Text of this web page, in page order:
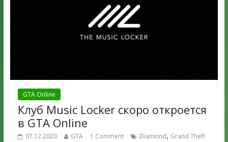
GTA Online
Клуб Music Locker скоро откроется
в GTA Online
07.12.2020 GTA 1 Comment Diamond, Grand Theft